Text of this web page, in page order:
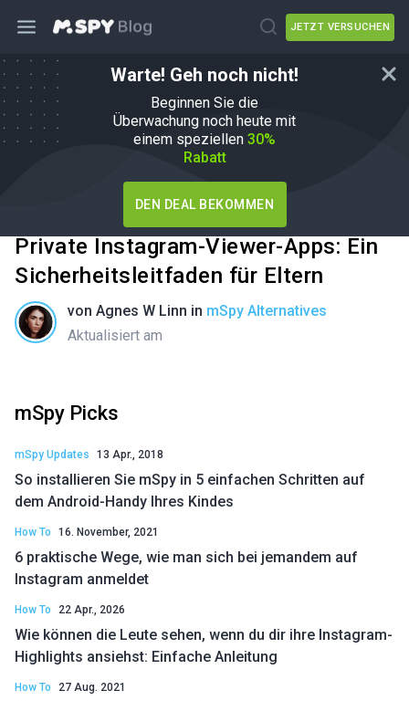
JETZT VERSUCHEN
Warte! Geh noch nicht!
Beginnen Sie die
Überwachung noch heute mit
einem speziellen 30%
Rabatt
DEN DEAL BEKOMMEN
Private Instagram-Viewer-Apps: Ein
Sicherheitsleitfaden für Eltern
von Agnes W Linn in mSpy Alternatives
Aktualisiert am
mSpy Picks
mSpy Updates 13 Apr., 2018
So installieren Sie mSpy in 5 einfachen Schritten auf
dem Android-Handy Ihres Kindes
How To 16. November, 2021
6 praktische Wege, wie man sich bei jemandem auf
Instagram anmeldet
How To 22 Apr., 2026
Wie können die Leute sehen, wenn du dir ihre Instagram-
Highlights ansiehst: Einfache Anleitung
How To 27 Aug. 2021